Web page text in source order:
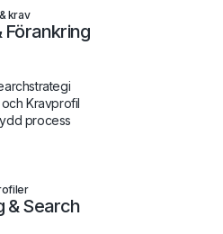
krav
Förankring
Kravprofil
process
& Search